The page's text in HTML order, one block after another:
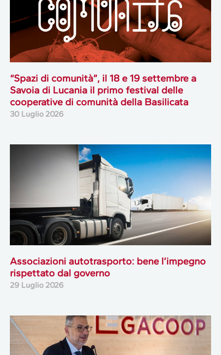
“Spazi di comunità”, il 18 e 19 settembre a
Savoia di Lucania il primo festival delle
cooperative di comunità della Basilicata
30 Luglio 2026
Associazioni autotrasporto: bene l’impegno
rispettato dal governo
29 Luglio 2026